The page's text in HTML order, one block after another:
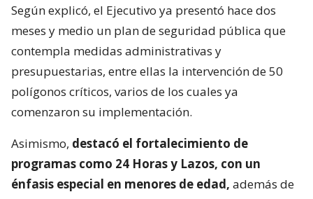
Según explicó, el Ejecutivo ya presentó hace dos
meses y medio un plan de seguridad pública que
contempla medidas administrativas y
presupuestarias, entre ellas la intervención de 50
polígonos críticos, varios de los cuales ya
comenzaron su implementación.
Asimismo, destacó el fortalecimiento de
programas como 24 Horas y Lazos, con un
énfasis especial en menores de edad, además de